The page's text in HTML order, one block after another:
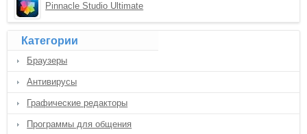
Pinnacle Studio Ultimate
Категории
Браузеры
Антивирусы
Графические редакторы
Программы для общения